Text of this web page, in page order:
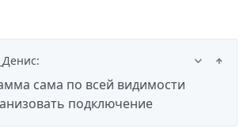
:
сама по всей видимости
подключение